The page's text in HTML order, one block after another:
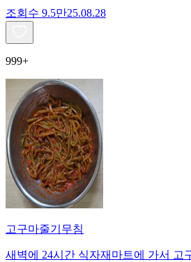
조회수 9.5만25.08.28
999+
고구마줄기무침
새벽에 24시간 식자재마트에 가서 고